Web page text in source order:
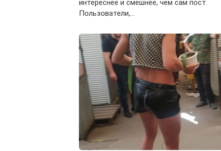
интереснее и смешнее, чем сам пост.
Пользователи,…